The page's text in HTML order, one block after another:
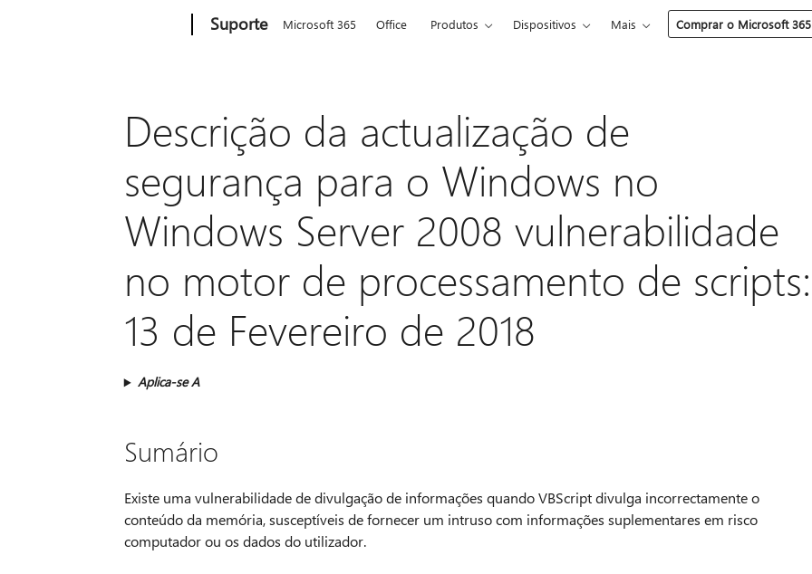
Suporte Microsoft 365 Office Produtos Dispositivos Mais Comprar o Microsoft 365
Descrição da actualização de
segurança para o Windows no
Windows Server 2008 vulnerabilidade
no motor de processamento de scripts:
13 de Fevereiro de 2018
Aplica-se A
Sumário
Existe uma vulnerabilidade de divulgação de informações quando VBScript divulga incorrectamente o
conteúdo da memória, susceptíveis de fornecer um intruso com informações suplementares em risco
computador ou os dados do utilizador.